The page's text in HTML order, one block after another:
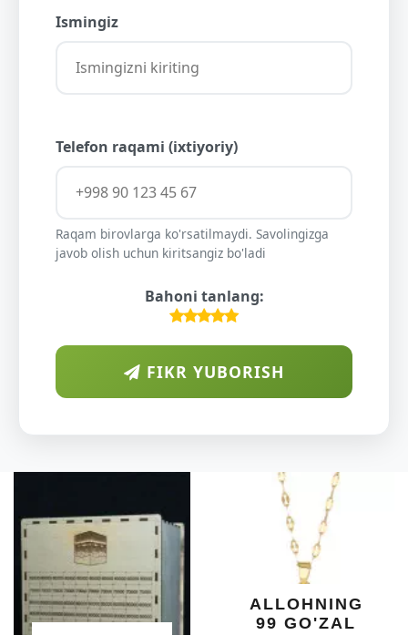
Ismingiz
Telefon raqami (ixtiyoriy)
Raqam birovlarga ko'rsatilmaydi. Savolingizga
javob olish uchun kiritsangiz bo'ladi
Bahoni tanlang:
FIKR YUBORISH
ALLOHNING
99 GO'ZAL